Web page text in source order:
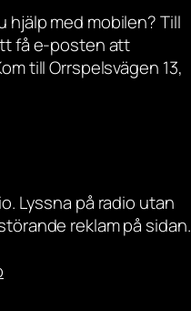
hjälp med mobilen? Till
få e-posten att
till Orrspelsvägen 13,
Lyssna på radio utan
reklam på sidan.